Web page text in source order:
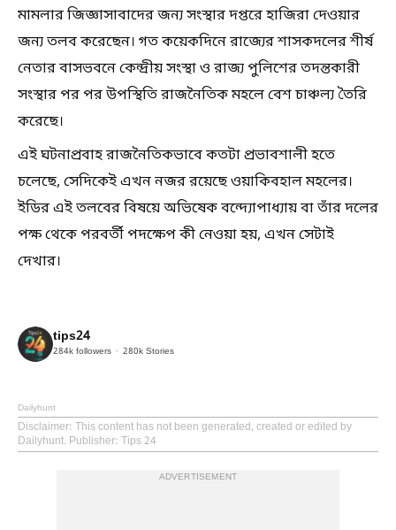
মামলার জিজ্ঞাসাবাদের জন্য সংস্থার দপ্তরে হাজিরা দেওয়ার
জন্য তলব করেছেন। গত কয়েকদিনে রাজ্যের শাসকদলের শীর্ষ
নেতার বাসভবনে কেন্দ্রীয় সংস্থা ও রাজ্য পুলিশের তদন্তকারী
সংস্থার পর পর উপস্থিতি রাজনৈতিক মহলে বেশ চাঞ্চল্য তৈরি
করেছে।
এই ঘটনাপ্রবাহ রাজনৈতিকভাবে কতটা প্রভাবশালী হতে
চলেছে, সেদিকেই এখন নজর রয়েছে ওয়াকিবহাল মহলের।
ইডির এই তলবের বিষয়ে অভিষেক বন্দ্যোপাধ্যায় বা তাঁর দলের
পক্ষ থেকে পরবর্তী পদক্ষেপ কী নেওয়া হয়, এখন সেটাই
দেখার।
tips24
284k followers 280k Stories
Dailyhunt
Disclaimer: This content has not been generated, created or edited by
Dailyhunt. Publisher: Tips 24
ADVERTISEMENT